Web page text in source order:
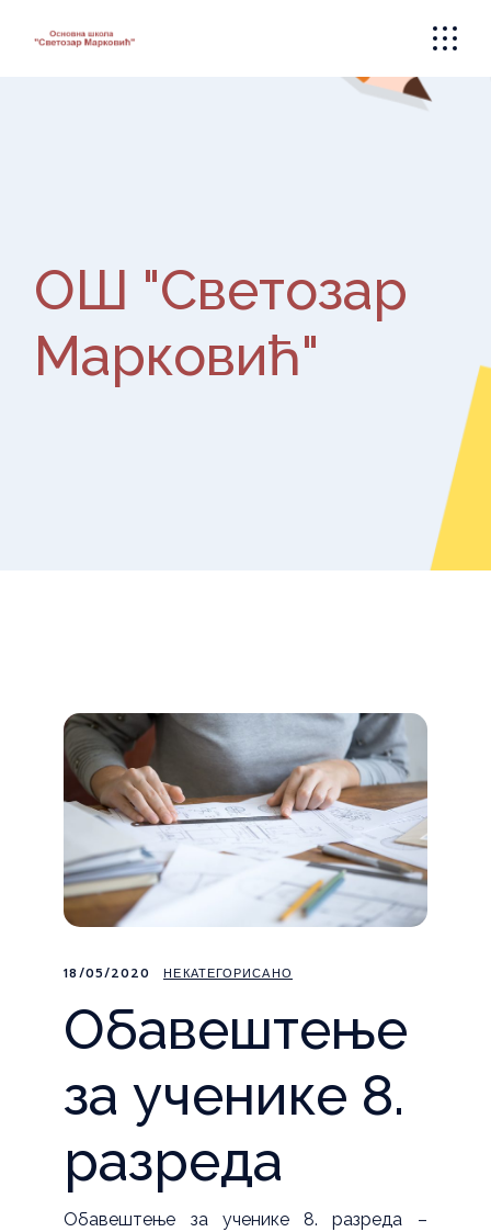
ОШ "Светозар
Марковић"
18/05/2020 НЕКАТЕГОРИСАНО
Обавештење
за ученике 8.
разреда
Обавештење за ученике 8. разреда –